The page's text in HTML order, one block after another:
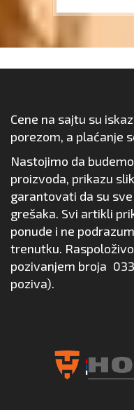
Cene na sajtu su
porezom, a plaćanje
Nastojimo da
proizvoda, prikazu
garantovati da su
grešaka. Svi artikli
ponude i ne
trenutku.
pozivanjem broja
poziva).